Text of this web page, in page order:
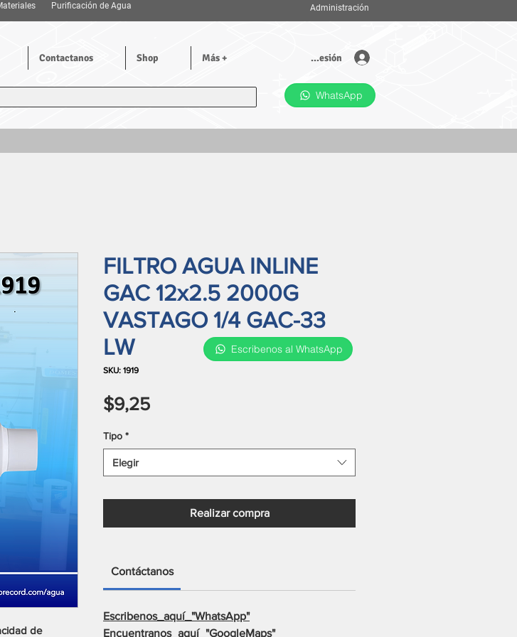
Purificación de Agua Administración
Contactanos Shop Más + Iniciar sesión
WhatsApp
de
FILTRO AGUA INLINE
GAC 12x2.5 2000G
VASTAGO 1/4 GAC-33
LW
SKU: 1919
$9,25Precio
Tipo *
Elegir
Realizar compra
Contáctanos
Escribenos_aquí_"WhatsApp"
Encuentranos_aquí_"GoogleMaps"
Escribenos al WhatsApp